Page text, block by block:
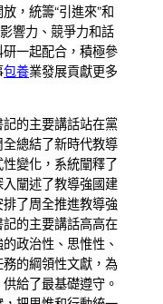
，統籌“引進來”和
響力、競爭力和話
一起配合，積極參
包養業發展貢獻更多
的主要講話站在黨
總結了新時代教導
變化，系統闡釋了
闡述了教導強國建
了周全推進教導強
的主要講話高高在
政治性、思惟性、
的綱領性文獻，為
給了最基礎遵守。